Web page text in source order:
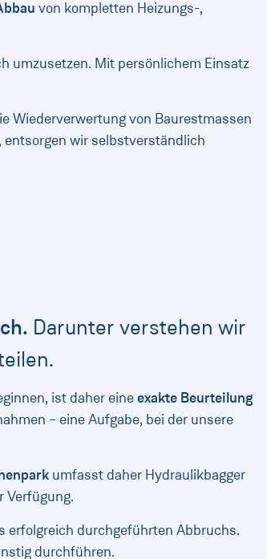
von kompletten Heizungs-,
umzusetzen. Mit persönlichem Einsatz
Wiederverwertung von Baurestmassen
entsorgen wir selbstverständlich
Darunter verstehen wir
ist daher eineexakte Beurteilung
– eine Aufgabe, bei der unsere
umfasst daher Hydraulikbagger
Verfügung.
erfolgreich durchgeführten Abbruchs.
durchführen.